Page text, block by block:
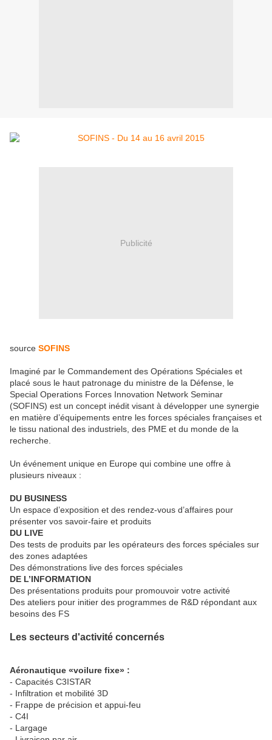
Publicité
source SOFINS
Imaginé par le Commandement des Opérations Spéciales et
placé sous le haut patronage du ministre de la Défense, le
Special Operations Forces Innovation Network Seminar
(SOFINS) est un concept inédit visant à développer une synergie
en matière d’équipements entre les forces spéciales françaises et
le tissu national des industriels, des PME et du monde de la
recherche.
Un événement unique en Europe qui combine une offre à
plusieurs niveaux :
DU BUSINESS
Un espace d’exposition et des rendez-vous d’affaires pour
présenter vos savoir-faire et produits
DU LIVE
Des tests de produits par les opérateurs des forces spéciales sur
des zones adaptées
Des démonstrations live des forces spéciales
DE L’INFORMATION
Des présentations produits pour promouvoir votre activité
Des ateliers pour initier des programmes de R&D répondant aux
besoins des FS
Les secteurs d'activité concernés
Aéronautique «voilure fixe» :
- Capacités C3ISTAR
- Infiltration et mobilité 3D
- Frappe de précision et appui-feu
- C4I
- Largage